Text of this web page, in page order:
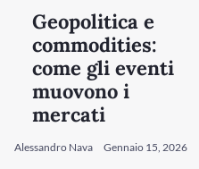
Geopolitica e
commodities:
come gli eventi
muovono i
mercati
Alessandro Nava Gennaio 15, 2026